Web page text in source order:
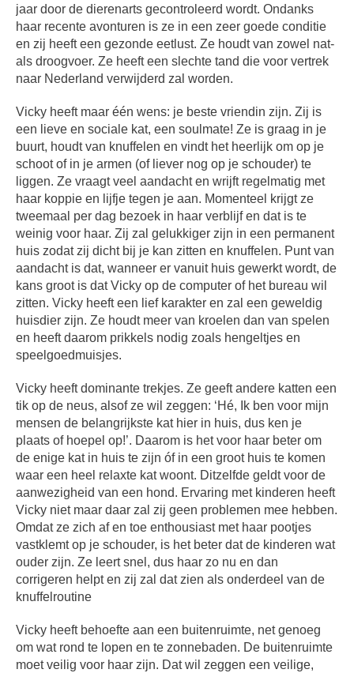
jaar door de dierenarts gecontroleerd wordt. Ondanks
haar recente avonturen is ze in een zeer goede conditie
en zij heeft een gezonde eetlust. Ze houdt van zowel nat-
als droogvoer. Ze heeft een slechte tand die voor vertrek
naar Nederland verwijderd zal worden.
Vicky heeft maar één wens: je beste vriendin zijn. Zij is
een lieve en sociale kat, een soulmate! Ze is graag in je
buurt, houdt van knuffelen en vindt het heerlijk om op je
schoot of in je armen (of liever nog op je schouder) te
liggen. Ze vraagt veel aandacht en wrijft regelmatig met
haar koppie en lijfje tegen je aan. Momenteel krijgt ze
tweemaal per dag bezoek in haar verblijf en dat is te
weinig voor haar. Zij zal gelukkiger zijn in een permanent
huis zodat zij dicht bij je kan zitten en knuffelen. Punt van
aandacht is dat, wanneer er vanuit huis gewerkt wordt, de
kans groot is dat Vicky op de computer of het bureau wil
zitten. Vicky heeft een lief karakter en zal een geweldig
huisdier zijn. Ze houdt meer van kroelen dan van spelen
en heeft daarom prikkels nodig zoals hengeltjes en
speelgoedmuisjes.
Vicky heeft dominante trekjes. Ze geeft andere katten een
tik op de neus, alsof ze wil zeggen: ‘Hé, Ik ben voor mijn
mensen de belangrijkste kat hier in huis, dus ken je
plaats of hoepel op!’. Daarom is het voor haar beter om
de enige kat in huis te zijn óf in een groot huis te komen
waar een heel relaxte kat woont. Ditzelfde geldt voor de
aanwezigheid van een hond. Ervaring met kinderen heeft
Vicky niet maar daar zal zij geen problemen mee hebben.
Omdat ze zich af en toe enthousiast met haar pootjes
vastklemt op je schouder, is het beter dat de kinderen wat
ouder zijn. Ze leert snel, dus haar zo nu en dan
corrigeren helpt en zij zal dat zien als onderdeel van de
knuffelroutine
Vicky heeft behoefte aan een buitenruimte, net genoeg
om wat rond te lopen en te zonnebaden. De buitenruimte
moet veilig voor haar zijn. Dat wil zeggen een veilige,